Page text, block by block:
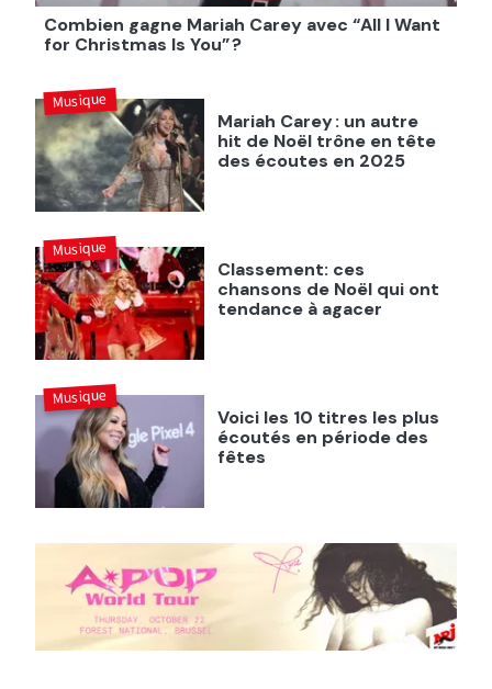
Combien gagne Mariah Carey avec “All I Want
for Christmas Is You” ?
Mariah Carey : un autre
hit de Noël trône en tête
des écoutes en 2025
Musique
Classement: ces
chansons de Noël qui ont
tendance à agacer
Musique
Voici les 10 titres les plus
écoutés en période des
fêtes
Musique